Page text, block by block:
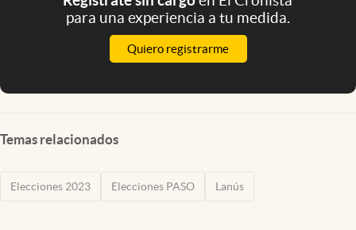
para una experiencia a tu medida.
Quiero registrarme
Temas relacionados
Elecciones 2023 Elecciones PASO Lanús